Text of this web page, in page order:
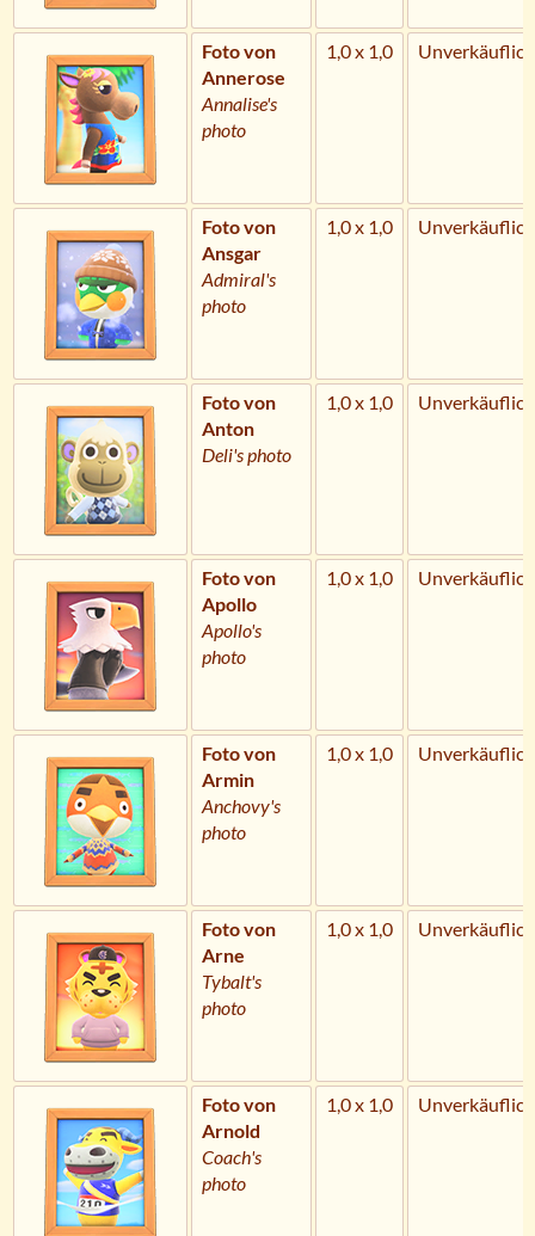
Foto von
Annerose
Annalise's
photo
1,0 x 1,0 Unverkäuflich
Foto von
Ansgar
Admiral's
photo
1,0 x 1,0 Unverkäuflich
Foto von
Anton
Deli's photo
1,0 x 1,0 Unverkäuflich
Foto von
Apollo
Apollo's
photo
1,0 x 1,0 Unverkäuflich
Foto von
Armin
Anchovy's
photo
1,0 x 1,0 Unverkäuflich
Foto von
Arne
Tybalt's
photo
1,0 x 1,0 Unverkäuflich
Foto von
Arnold
Coach's
photo
1,0 x 1,0 Unverkäuflich